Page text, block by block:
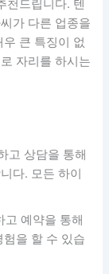
천드립니다. 텐
가 다른 업종을
큰 특징이 없
자리를 하시는
고 상담을 통해
다. 모든 하이
고 예약을 통해
을 할 수 있습